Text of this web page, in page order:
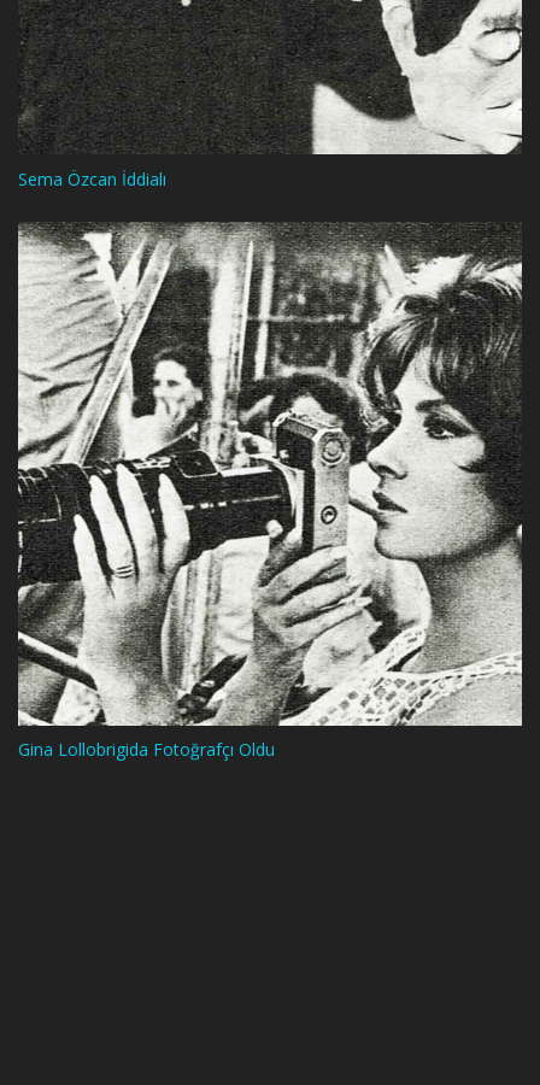
Sema Özcan İddialı
Gina Lollobrigida Fotoğrafçı Oldu